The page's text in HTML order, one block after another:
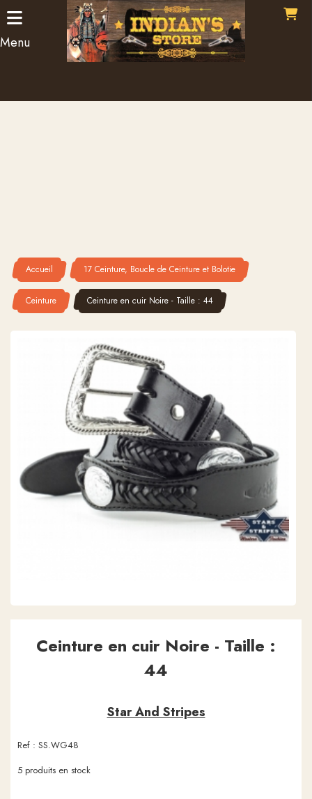
Menu
Accueil 17 Ceinture, Boucle de Ceinture et Bolotie
Ceinture Ceinture en cuir Noire - Taille : 44
Ceinture en cuir Noire - Taille :
44
Star And Stripes
Ref : SS.WG48
5 produits en stock
Panneau de gestion des cookies